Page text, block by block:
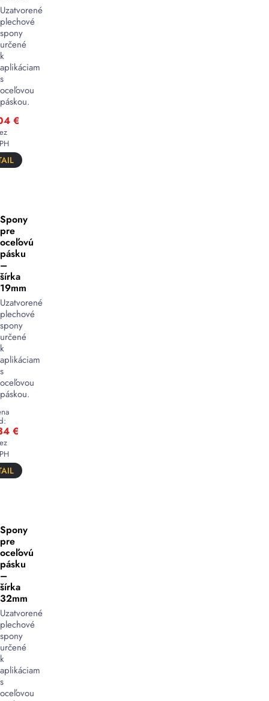
Uzatvorené
plechové
spony
určené
k
aplikáciam
s
oceľovou
páskou.
€
Spony
pre
oceľovú
pásku
–
šírka
19mm
Uzatvorené
plechové
spony
určené
k
aplikáciam
s
oceľovou
páskou.
€
Spony
pre
oceľovú
pásku
–
šírka
32mm
Uzatvorené
plechové
spony
určené
k
aplikáciam
s
oceľovou